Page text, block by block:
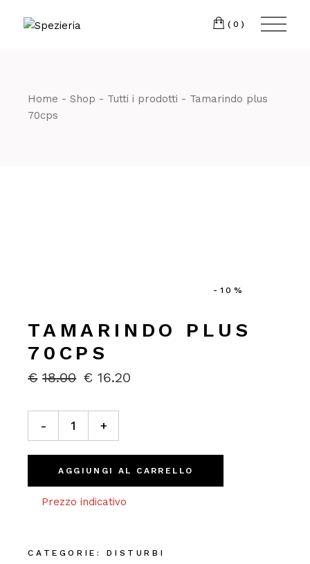
(0)
Home Shop Tutti i prodotti
Tamarindo plus
70cps
-10%
TAMARINDO PLUS
70CPS
€ 18.00
IL
ORIGINALE
ERA:
€18.00.
€ 16.20
IL
ATTUALE
€16.20.
Tamarindo plus 70cps quantity
- +
AGGIUNGI AL CARRELLO
Prezzo indicativo
CATEGORIE:
DISTURBI
Telefono